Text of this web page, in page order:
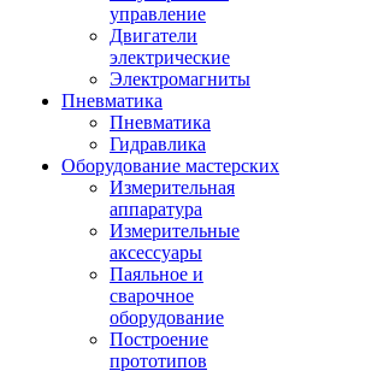
управление
Двигатели
электрические
Электромагниты
Пневматика
Пневматика
Гидравлика
Оборудование мастерских
Измерительная
аппаратура
Измерительные
аксессуары
Паяльное и
сварочное
оборудование
Построение
прототипов